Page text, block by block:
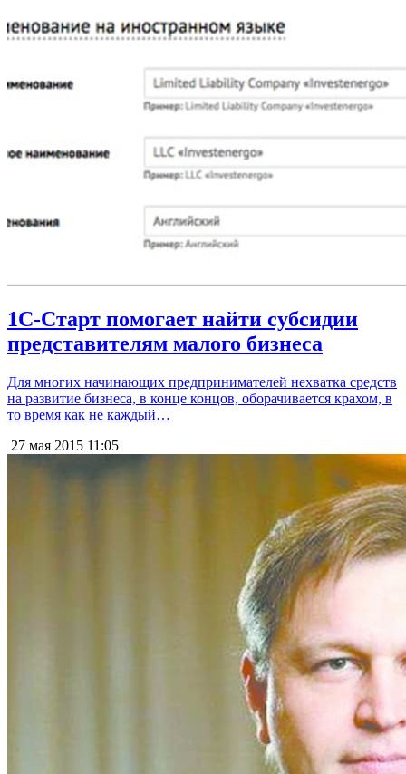
1С-Старт помогает найти субсидии
представителям малого бизнеса
Для многих начинающих предпринимателей нехватка средств
на развитие бизнеса, в конце концов, оборачивается крахом, в
то время как не каждый…
27 мая 2015 11:05